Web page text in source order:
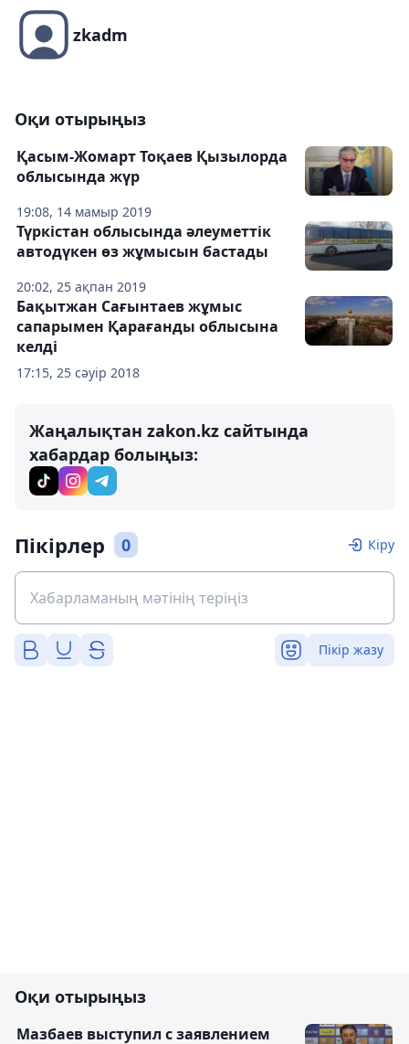
zkadm
Оқи отырыңыз
19:08, 14 мамыр 2019
Қасым-Жомарт Тоқаев Қызылорда
облысында жүр
20:02, 25 ақпан 2019
Түркістан облысында әлеуметтік
автодүкен өз жұмысын бастады
17:15, 25 сәуір 2018
Бақытжан Сағынтаев жұмыс
сапарымен Қарағанды облысына
келді
Жаңалықтан zakon.kz сайтында
хабардар болыңыз:
Пікірлер 0 Кіру
Пікір жазу
Оқи отырыңыз
Мазбаев выступил с заявлением